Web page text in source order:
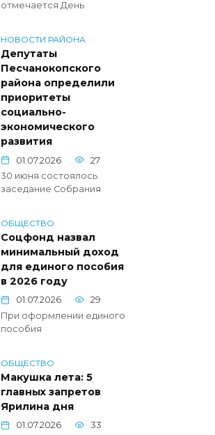
отмечается День
НОВОСТИ РАЙОНА
Депутаты
Песчанокопского
района определили
приоритеты
социально-
экономического
развития
01.07.2026
27
30 июня состоялось
заседание Собрания
ОБЩЕСТВО
Соцфонд назвал
минимальный доход
для единого пособия
в 2026 году
01.07.2026
29
При оформлении единого
пособия
ОБЩЕСТВО
Макушка лета: 5
главных запретов
Ярилина дня
01.07.2026
33